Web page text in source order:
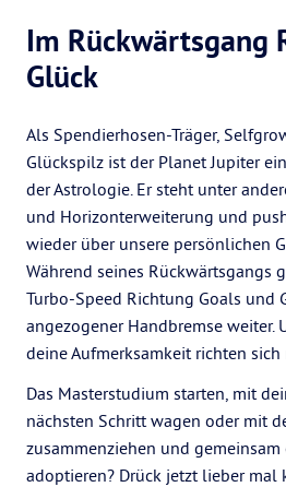
Im Rückwärtsgang
Glück
Als Spendierhosen-Träger,
Glückspilz ist der Planet Jupiter
der Astrologie. Er steht unter
und Horizonterweiterung und
wieder über unsere persönlichen
Während seines Rückwärtsgangs
Turbo-Speed Richtung Goals und
angezogener Handbremse weiter.
deine Aufmerksamkeit richten
Das Masterstudium starten, mit
nächsten Schritt wagen oder mit
zusammenziehen und
adoptieren? Drück jetzt lieber mal